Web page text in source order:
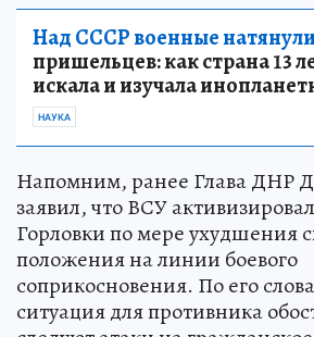
Над СССР военные натянули
пришельцев: как страна 13
искала и изучала
НАУКА
Напомним, ранее Глава ДНР
заявил, что ВСУ
Горловки по мере ухудшения
положения на линии боевого
соприкосновения. По его
ситуация для противника